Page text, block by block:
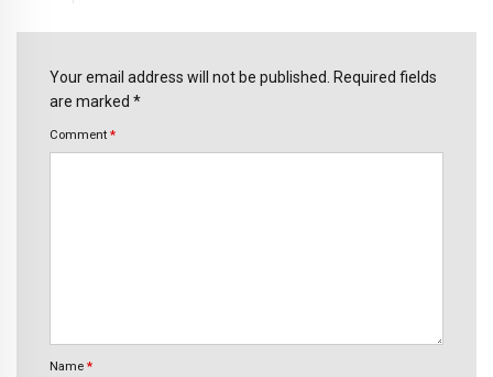
Your email address will not be published. Required fields
are marked *
Comment *
Name *